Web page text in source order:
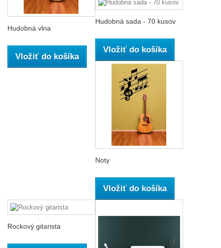
Hudobná vlna
Vložiť do košíka
Hudobná sada - 70 kusov
Vložiť do košíka
Noty
Vložiť do košíka
Rockový gitarista